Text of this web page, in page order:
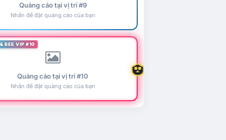
Quảng cáo tại vị trí #9
Nhấn để đặt quảng cáo của bạn
BEE VIP #10
Quảng cáo tại vị trí #10
Nhấn để đặt quảng cáo của bạn